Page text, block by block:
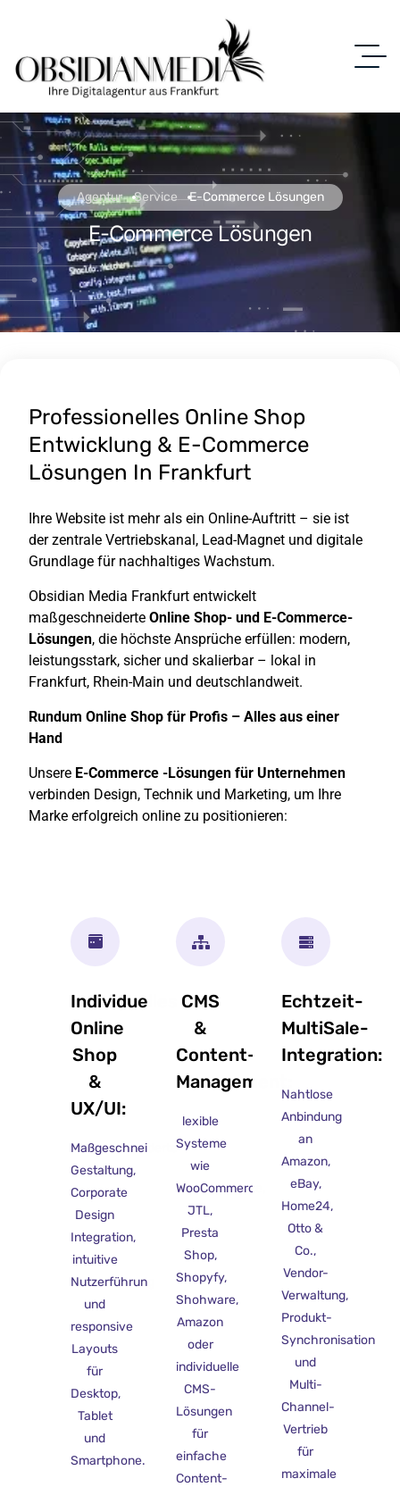
Agentur Service E-Commerce Lösungen
E-Commerce Lösungen
Professionelles Online Shop
Entwicklung & E-Commerce
Lösungen In Frankfurt
Ihre Website ist mehr als ein Online-Auftritt – sie ist
der zentrale Vertriebskanal, Lead-Magnet und digitale
Grundlage für nachhaltiges Wachstum.
Obsidian Media Frankfurt entwickelt
maßgeschneiderte Online Shop- und E-Commerce-
Lösungen, die höchste Ansprüche erfüllen: modern,
leistungsstark, sicher und skalierbar – lokal in
Frankfurt, Rhein-Main und deutschlandweit.
Rundum Online Shop für Profis – Alles aus einer
Hand
Unsere E-Commerce -Lösungen für Unternehmen
verbinden Design, Technik und Marketing, um Ihre
Marke erfolgreich online zu positionieren:
Individuelles
Online
Shop
&
UX/UI:
Maßgeschneiderte
Gestaltung,
Corporate
Design
Integration,
intuitive
Nutzerführung
und
responsive
Layouts
für
Desktop,
Tablet
und
Smartphone.
CMS
&
Content-
Management:
lexible
Systeme
wie
WooCommerce,
JTL,
Presta
Shop,
Shopyfy,
Shohware,
Amazon
oder
individuelle
CMS-
Lösungen
für
einfache
Content-
Echtzeit-
MultiSale-
Integration:
Nahtlose
Anbindung
an
Amazon,
eBay,
Home24,
Otto &
Co.,
Vendor-
Verwaltung,
Produkt-
Synchronisation
und
Multi-
Channel-
Vertrieb
für
maximale